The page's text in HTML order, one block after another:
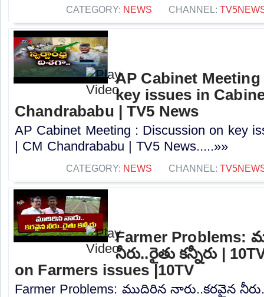
CATEGORY: NEWS CHANNEL:
AP Cabinet
key issues in
Chandrababu | TV5 News
AP Cabinet Meeting : Discussion on key
| CM Chandrababu | TV5 News.....»»
CATEGORY: NEWS CHANNEL:
Farmer Problems:
నీరు..రైతు కన్నీరు |
on Farmers issues |10TV
Farmer Problems: ముదిరిన నారు..కరవైన